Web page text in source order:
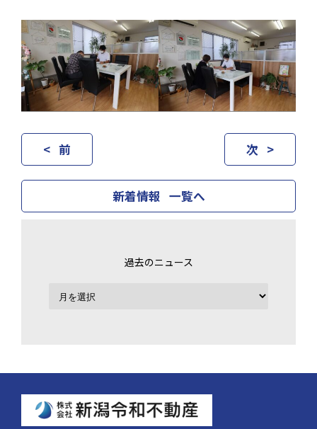
< 前 次 >
新着情報 一覧へ
過去のニュース